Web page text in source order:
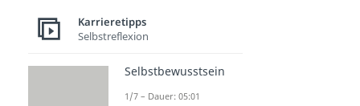
Karrieretipps
Selbstreflexion
Selbstbewusstsein
1/7 – Dauer: 05:01